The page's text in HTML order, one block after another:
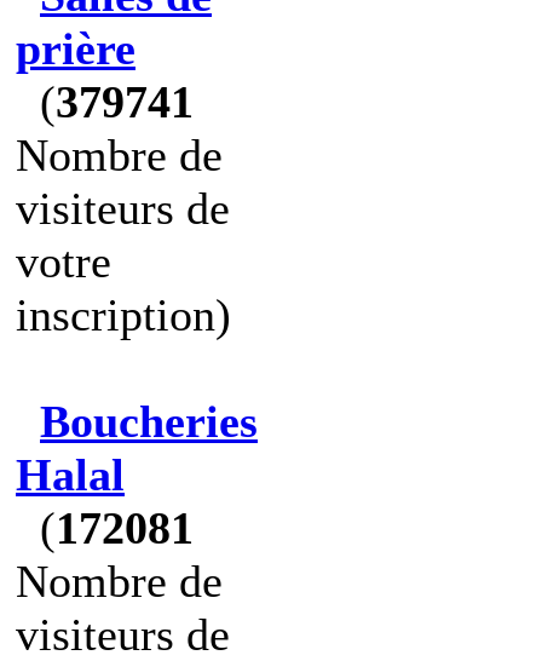
prière
(379741
Nombre de
visiteurs de
votre
inscription)
Boucheries
Halal
(172081
Nombre de
visiteurs de